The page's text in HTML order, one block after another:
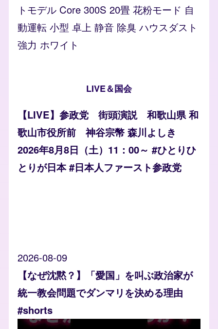
トモデル Core 300S 20畳 花粉モード 自
動運転 小型 卓上 静音 除臭 ハウスダスト
強力 ホワイト
LIVE＆国会
【LIVE】参政党 街頭演説 和歌山県 和
歌山市役所前 神谷宗幣 森川よしき
2026年8月8日（土）11：00～ #ひとりひ
とりが日本 #日本人ファースト参政党
2026-08-09
【なぜ沈黙？】「愛国」を叫ぶ政治家が
統一教会問題でダンマリを決める理由
#shorts